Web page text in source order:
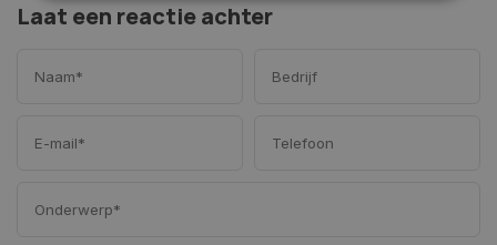
Laat een reactie achter
Niet-geclassificeerd
gebruikersaanmelding en accountbeheer. De
Naam